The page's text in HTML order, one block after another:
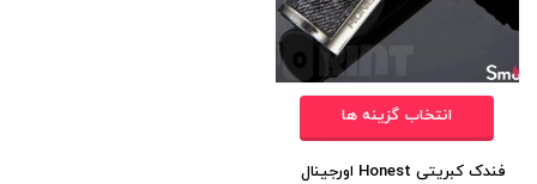
انتخاب گزینه ها
فندک کبریتی Honest اورجینال